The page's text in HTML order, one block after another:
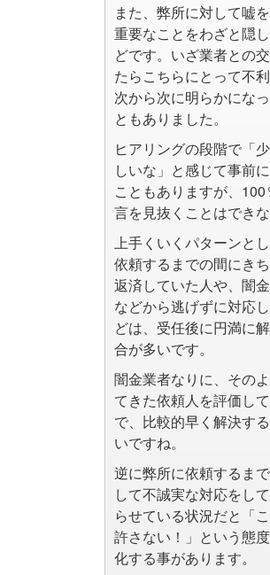
また、弊所に対して嘘を
重要なことをわざと隠
どです。いざ業者との
たらこちらにとって不
次から次に明らかにな
ともありました。
ヒアリングの段階で「
しいな」と感じて事前
こともありますが、
言を見抜くことはできな
上手くいくパターンと
依頼するまでの間にき
返済していた人や、闇
などから逃げずに対応
どは、受任後に円満に
合が多いです。
闇金業者なりに、その
てきた依頼人を評価し
で、比較的早く解決す
いですね。
逆に弊所に依頼するま
して不誠実な対応をし
らせている状況だと「
許さない！」という態
化する事があります。